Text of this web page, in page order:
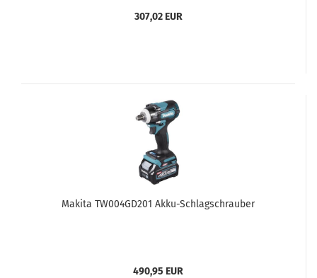
307,02 EUR
Makita TW004GD201 Akku-Schlagschrauber
490,95 EUR